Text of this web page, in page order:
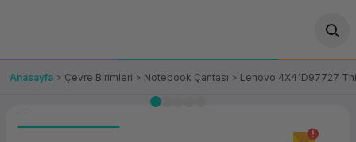
OT/VT Ürünleri
Çözümleri
Ürünler
Anasayfa Çevre Birimleri Notebook Çantası Lenovo 4X41D97727